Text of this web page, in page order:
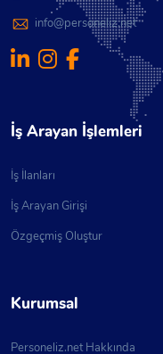
info@personeliz.net
İş Arayan İşlemleri
İş İlanları
İş Arayan Girişi
Özgeçmiş Oluştur
Kurumsal
Personeliz.net Hakkında